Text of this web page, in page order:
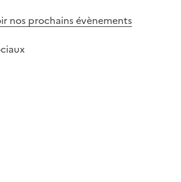
nos prochains évènements